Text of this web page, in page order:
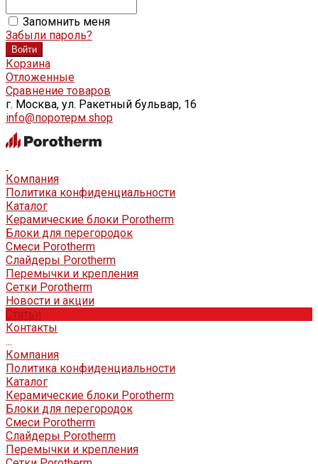
Запомнить меня
Забыли пароль?
Корзина
Отложенные
Сравнение товаров
г. Москва, ул. Ракетный бульвар, 16
info@поротерм.shop
Компания
Политика конфиденциальности
Каталог
Керамические блоки Porotherm
Блоки для перегородок
Смеси Porotherm
Слайдеры Porotherm
Перемычки и крепления
Сетки Porotherm
Новости и акции
Статьи
Контакты
...
Компания
Политика конфиденциальности
Каталог
Керамические блоки Porotherm
Блоки для перегородок
Смеси Porotherm
Слайдеры Porotherm
Перемычки и крепления